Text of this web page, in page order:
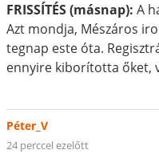
FRISSÍTÉS (másnap): A
Azt mondja, Mészáros
tegnap este óta.
ennyire kiborította őket,
Péter_V
24 perccel ezelőtt